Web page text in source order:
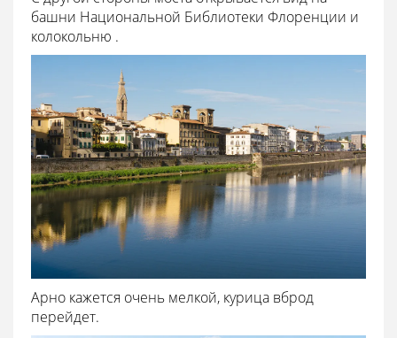
башни Национальной Библиотеки Флоренции и
колокольню .
Арно кажется очень мелкой, курица вброд
перейдет.